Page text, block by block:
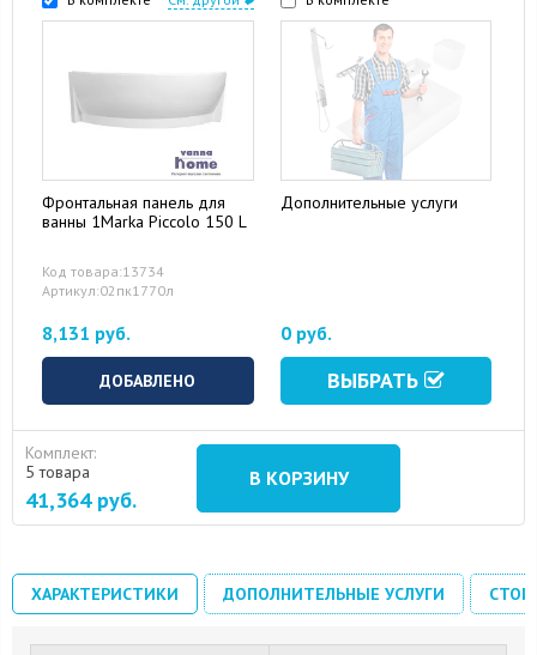
Фронтальная панель для
ванны 1Marka Piccolo 150 L
Код товара:13734
Артикул:02пк1770л
8,131 руб.
ДОБАВЛЕНО
Дополнительные услуги
0 руб.
ВЫБРАТЬ
Комплект:
5 товара
41,364руб.
В КОРЗИНУ
ХАРАКТЕРИСТИКИ ДОПОЛНИТЕЛЬНЫЕ УСЛУГИ